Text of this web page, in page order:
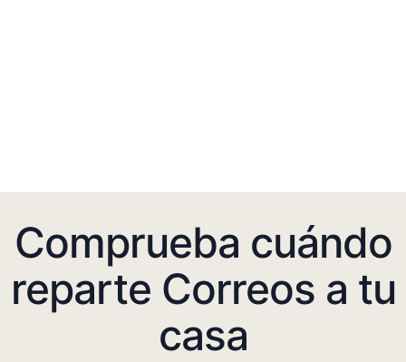
Comprueba cuándo
reparte Correos a tu
casa